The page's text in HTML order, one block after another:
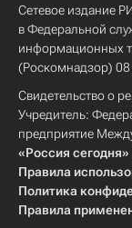
Сетевое издание
в Федеральной
информационных
(Роскомнадзор) 08
Свидетельство о
Учредитель:
предприятие
«Россия сегодня»
Правила
Политика
Правила